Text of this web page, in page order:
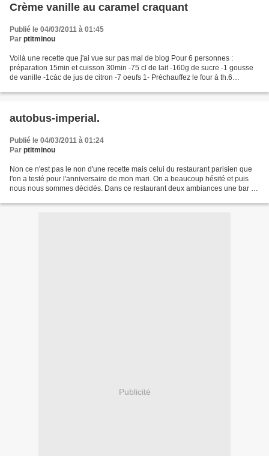
Crème vanille au caramel craquant
Publié le 04/03/2011 à 01:45
Par ptitminou
Voilà une recette que j'ai vue sur pas mal de blog Pour 6 personnes :
préparation 15min et cuisson 30min -75 cl de lait -160g de sucre -1 gousse
de vanille -1càc de jus de citron -7 oeufs 1- Préchauffez le four à th.6
autobus-imperial.
Publié le 04/03/2011 à 01:24
Par ptitminou
Non ce n'est pas le non d'une recette mais celui du restaurant parisien que
l'on a testé pour l'anniversaire de mon mari. On a beaucoup hésité et puis
nous nous sommes décidés. Dans ce restaurant deux ambiances une bar à
Publicité